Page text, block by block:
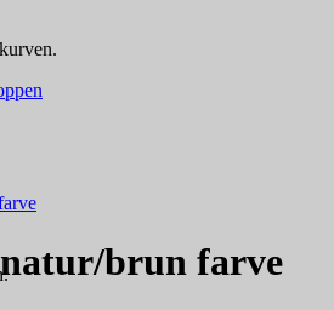
brun farve